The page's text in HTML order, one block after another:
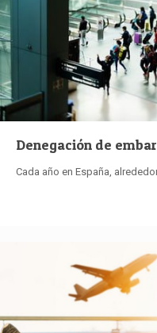
Denegación de
Cada año en España,